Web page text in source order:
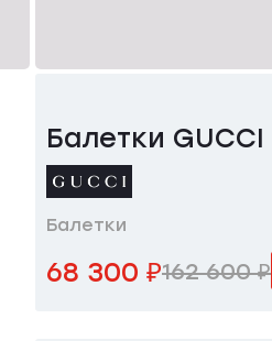
Балетки GUCCI
Балетки
68 300 ₽162 600 ₽